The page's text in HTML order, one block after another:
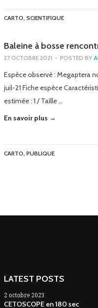
CARTO, SCIENTIFIQUE
Baleine à bosse
27 OCTOBRE 2021 - POSTED BY
Espèce observé : Megaptera
juil-21 Fiche espèce
estimée : 1 / Taille …
En savoir plus →
CARTO, PUBLIQUE
LATEST POSTS
2 octobre 2023
CETOSCOPE en 180 sec